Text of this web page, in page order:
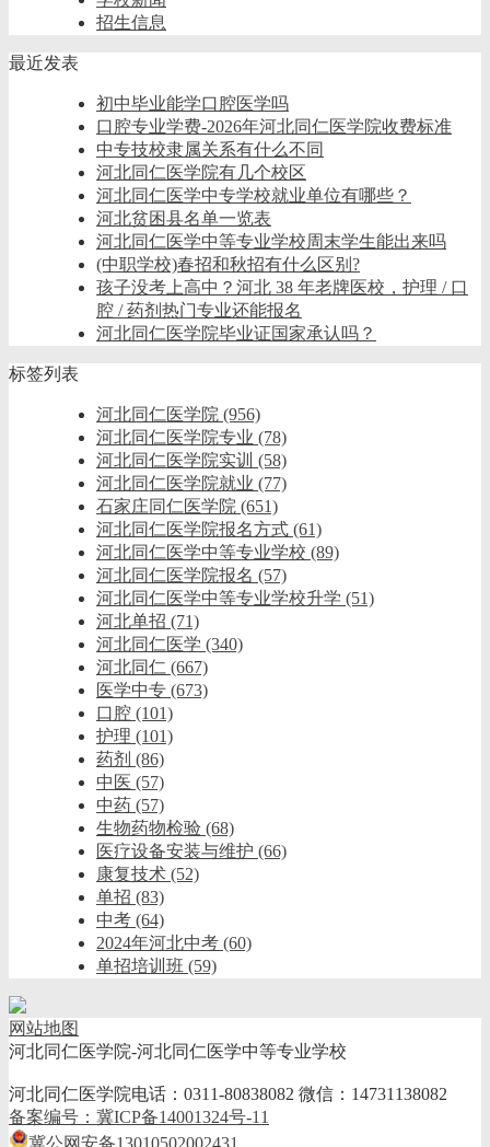
招生信息
最近发表
初中毕业能学口腔医学吗
口腔专业学费-2026年河北同仁医学院收费标准
中专技校隶属关系有什么不同
河北同仁医学院有几个校区
河北同仁医学中专学校就业单位有哪些？
河北贫困县名单一览表
河北同仁医学中等专业学校周末学生能出来吗
(中职学校)春招和秋招有什么区别?
孩子没考上高中？河北 38 年老牌医校，护理 / 口
腔 / 药剂热门专业还能报名
河北同仁医学院毕业证国家承认吗？
标签列表
河北同仁医学院 (956)
河北同仁医学院专业 (78)
河北同仁医学院实训 (58)
河北同仁医学院就业 (77)
石家庄同仁医学院 (651)
河北同仁医学院报名方式 (61)
河北同仁医学中等专业学校 (89)
河北同仁医学院报名 (57)
河北同仁医学中等专业学校升学 (51)
河北单招 (71)
河北同仁医学 (340)
河北同仁 (667)
医学中专 (673)
口腔 (101)
护理 (101)
药剂 (86)
中医 (57)
中药 (57)
生物药物检验 (68)
医疗设备安装与维护 (66)
康复技术 (52)
单招 (83)
中考 (64)
2024年河北中考 (60)
单招培训班 (59)
网站地图
河北同仁医学院-河北同仁医学中等专业学校
河北同仁医学院电话：0311-80838082 微信：14731138082
备案编号：冀ICP备14001324号-11
冀公网安备13010502002431